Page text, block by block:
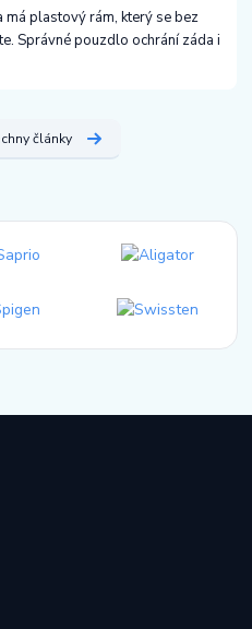
má plastový rám, který se bez
Správné pouzdlo ochrání záda i
články